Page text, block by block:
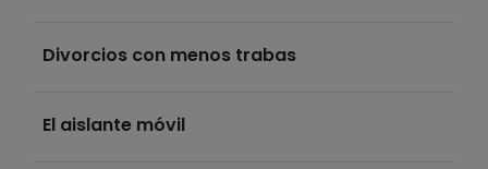
Divorcios con menos trabas
El aislante móvil